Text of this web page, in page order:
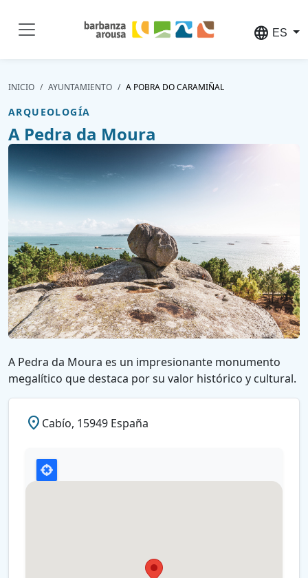
language ES
INICIO AYUNTAMIENTO A POBRA DO CARAMIÑAL
ARQUEOLOGÍA
A Pedra da Moura
A Pedra da Moura es un impresionante monumento
megalítico que destaca por su valor histórico y cultural.
place Cabío, 15949 España